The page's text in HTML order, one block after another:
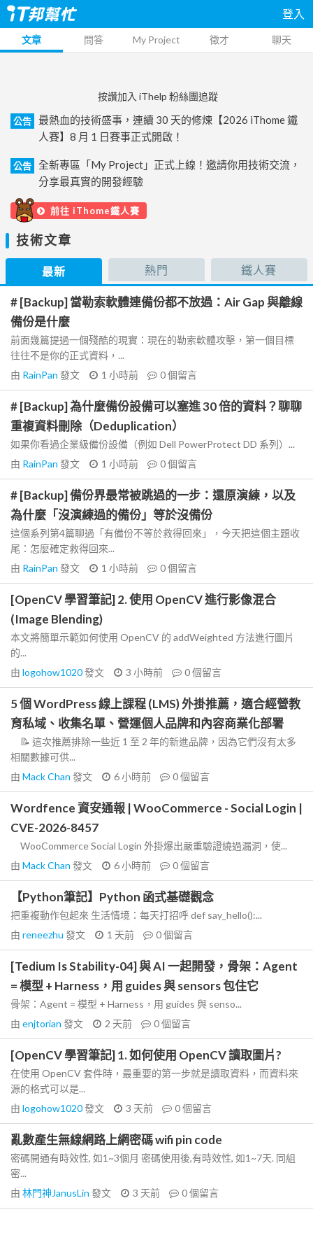
登入
文章 問答 My Project 徵才 聊天
按讚加入 iThelp 粉絲團追蹤
公告
最熱血的技術盛事，連續 30 天的修煉【2026 iThome 鐵
人賽】8 月 1 日賽事正式開啟！
公告
全新專區「My Project」正式上線！邀請你用技術交流，
分享最真實的開發經驗
前往 iThome鐵人賽
技術文章
最新 熱門 鐵人賽
# [Backup] 當勒索軟體連備份都不放過：Air Gap 與離線
備份是什麼
前面幾篇提過一個殘酷的現實：現在的勒索軟體攻擊，第一個目標
往往不是你的正式資料，...
由 RainPan 發文 1 小時前 0個留言
# [Backup] 為什麼備份設備可以塞進 30 倍的資料？聊聊
重複資料刪除（Deduplication）
如果你看過企業級備份設備（例如 Dell PowerProtect DD 系列）...
由 RainPan 發文 1 小時前 0個留言
# [Backup] 備份界最常被跳過的一步：還原演練，以及
為什麼「沒演練過的備份」等於沒備份
這個系列第4篇聊過「有備份不等於救得回來」，今天把這個主題收
尾：怎麼確定救得回來...
由 RainPan 發文 1 小時前 0個留言
[OpenCV 學習筆記] 2. 使用 OpenCV 進行影像混合
(Image Blending)
本文將簡單示範如何使用 OpenCV 的 addWeighted 方法進行圖片
的...
由 logohow1020發文 3 小時前 0個留言
5 個 WordPress 線上課程 (LMS) 外掛推薦，適合經營教
育私域、收集名單、營運個人品牌和內容商業化部署
📝 這次推薦排除一些近 1 至 2 年的新進品牌，因為它們沒有太多
相關數據可供...
由 Mack Chan 發文 6 小時前 0個留言
Wordfence 資安通報 | WooCommerce - Social Login |
CVE-2026-8457
WooCommerce Social Login 外掛爆出嚴重驗證繞過漏洞，使...
由 Mack Chan 發文 6 小時前 0個留言
【Python筆記】Python 函式基礎觀念
把重複動作包起來 生活情境：每天打招呼 def say_hello():...
由 reneezhu 發文 1 天前 0個留言
[Tedium Is Stability-04] 與 AI 一起開發，骨架：Agent
= 模型 + Harness，用 guides 與 sensors 包住它
骨架：Agent = 模型 + Harness，用 guides 與 senso...
由 enjtorian 發文 2 天前 0個留言
[OpenCV 學習筆記] 1. 如何使用 OpenCV 讀取圖片?
在使用 OpenCV 套件時，最重要的第一步就是讀取資料，而資料來
源的格式可以是...
由 logohow1020發文 3 天前 0個留言
亂數產生無線網路上網密碼 wifi pin code
密碼開通有時效性, 如1~3個月 密碼使用後,有時效性, 如1~7天. 同組
密...
由 林門神JanusLin 發文 3 天前 0個留言